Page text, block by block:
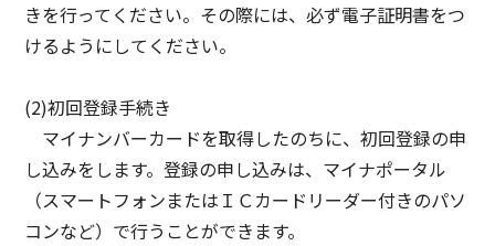
きを行ってください。その際には、必ず電子証明書をつ
けるようにしてください。
(2)初回登録手続き
マイナンバーカードを取得したのちに、初回登録の申
し込みをします。登録の申し込みは、マイナポータル
（スマートフォンまたはＩＣカードリーダー付きのパソ
コンなど）で行うことができます。